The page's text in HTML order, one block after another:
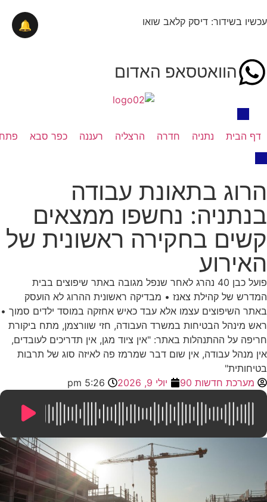
עכשיו בשידור: דיסק קלאב שואו
הוואטסאפ האדום
דף הבית נתניה חדרה הרצליה רעננה כפר סבא
הרוג בתאונת עבודה
בנתניה: נחשפו ממצאים
קשים בחקירה ראשונית של
האירוע
פועל כבן 40 נהרג לאחר שנפל מגובה באתר שיפוצים בבית
המדרש של קהילת צאנז • מבדיקה ראשונית ההרוג לא הועסק
באתר השיפוצים עצמו אלא עבד כאיש אחזקה במוסד ילדים סמוך •
ראש מינהל הבטיחות במשרד העבודה, חזי שוורצמן, מתח ביקורת
חריפה על ההתנהלות באתר: "אין ציוד מגן, אין תדריכים לעובדים,
אין מנהל עבודה, אין שום דבר שמרמז פה לאיזה סוג של תרבות
בטיחותית"
מערכת חדשות 90
יולי 9, 2026 5:26 pm
🔔